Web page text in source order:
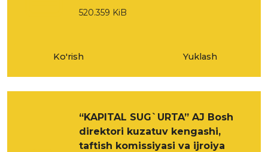
520.359 KiB
Ko'rish Yuklash
“KAPITAL SUG`URTA” AJ Bosh
direktori kuzatuv kengashi,
taftish komissiyasi va ijroiya